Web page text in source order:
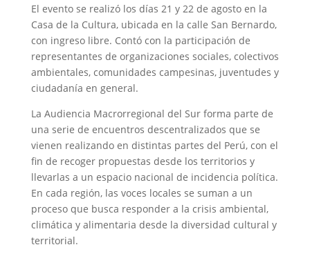
El evento se realizó los días 21 y 22 de agosto en la
Casa de la Cultura, ubicada en la calle San Bernardo,
con ingreso libre. Contó con la participación de
representantes de organizaciones sociales, colectivos
ambientales, comunidades campesinas, juventudes y
ciudadanía en general.
La Audiencia Macrorregional del Sur forma parte de
una serie de encuentros descentralizados que se
vienen realizando en distintas partes del Perú, con el
fin de recoger propuestas desde los territorios y
llevarlas a un espacio nacional de incidencia política.
En cada región, las voces locales se suman a un
proceso que busca responder a la crisis ambiental,
climática y alimentaria desde la diversidad cultural y
territorial.